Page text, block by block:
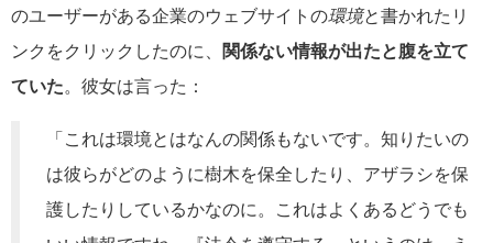
のユーザーがある企業のウェブサイトの環境と書かれたリ
ンクをクリックしたのに、 関係ない情報が出たと腹を立て
ていた。彼女は言った：
「これは環境とはなんの関係もないです。知りたいの
は彼らがどのように樹木を保全したり、アザラシを保
護したりしているかなのに。これはよくあるどうでも